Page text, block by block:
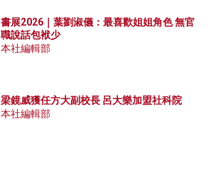
書展2026｜葉劉淑儀：最喜歡姐姐角色 無官
職說話包袱少
本社編輯部
梁鏡威獲任方大副校長 呂大樂加盟社科院
本社編輯部